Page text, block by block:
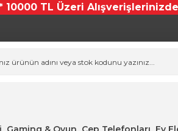
10000 TL Üzeri